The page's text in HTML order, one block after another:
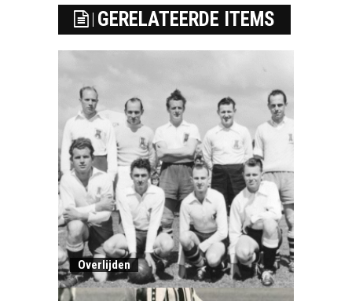
GERELATEERDE ITEMS
Overlijden